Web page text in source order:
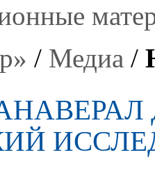
/ Медиа /